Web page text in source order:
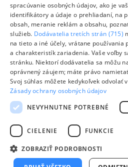
O spoločnosti
O nás
Kontakt
Odoberanie newslettera
Code
© MEDIHUM s.r.o.
Lekárske prístroje a zdravotnícke
Footer - Bottom
spracúvanie osobných údajov, ako je
identifikátory a údaje o prehliadaní, na
obsah, meranie reklám a obsahu,
služieb. Dodávatelia tretích strán (715)
na tieto a iné účely, vrátane používania
a charakteristík zariadenia. Vaše voľby
stránku. Niektorí dodávatelia sa môžu
oprávnený záujem; máte právo
Svoj súhlas môžete kedykoľvek odvolať v
Zásady ochrany osobných údajov
NEVYHNUTNE POTREBNÉ
CIELENIE FUNKCIE
ZOBRAZIŤ PODROBNOSTI